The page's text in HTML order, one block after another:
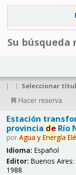
Su búsqueda
| | Seleccionar
Hacer reserva
Estación
provincia deRío
por Agua y Energía
Idioma: Español
Editor: Buenos Aires:
1988